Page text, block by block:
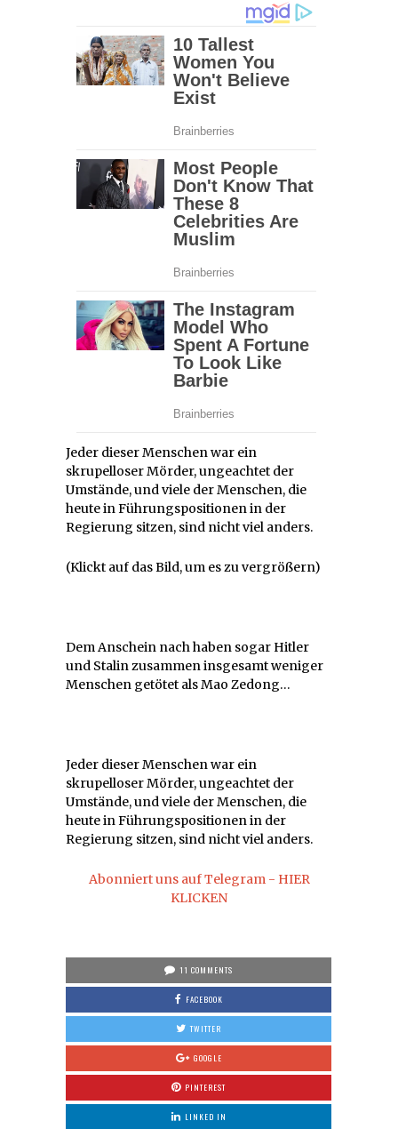
Jeder dieser Menschen war ein
skrupelloser Mörder, ungeachtet der
Umstände, und viele der Menschen, die
heute in Führungspositionen in der
Regierung sitzen, sind nicht viel anders.
(Klickt auf das Bild, um es zu vergrößern)
Dem Anschein nach haben sogar Hitler
und Stalin zusammen insgesamt weniger
Menschen getötet als Mao Zedong…
Jeder dieser Menschen war ein
skrupelloser Mörder, ungeachtet der
Umstände, und viele der Menschen, die
heute in Führungspositionen in der
Regierung sitzen, sind nicht viel anders.
Abonniert uns auf Telegram - HIER
KLICKEN
11 COMMENTS
FACEBOOK
TWITTER
GOOGLE
PINTEREST
LINKED IN